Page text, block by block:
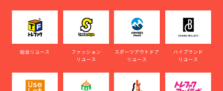
総合リユース
ファッション
リユース
スポーツアウトドア
リユース
ハイブランド
リユース